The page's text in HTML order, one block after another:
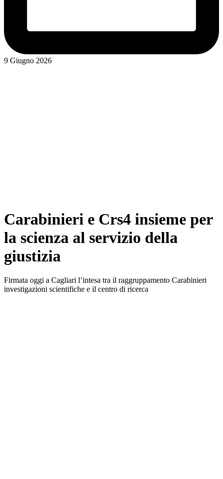
9 Giugno 2026
Carabinieri e Crs4 insieme per
la scienza al servizio della
giustizia
Firmata oggi a Cagliari l’intesa tra il raggruppamento Carabinieri
investigazioni scientifiche e il centro di ricerca